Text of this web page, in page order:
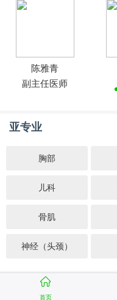
陈雅青
副主任医师
亚专业
胸部
儿科
骨肌
神经（头颈）
首页